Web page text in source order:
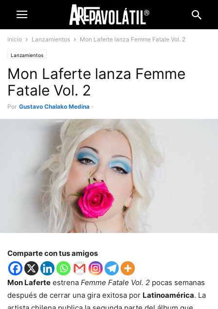
Inicio Lanzamientos Mon Laferte lanza Femme Fatale Vol. 2
Lanzamientos
Mon Laferte lanza Femme
Fatale Vol. 2
Por Gustavo Chalako Medina -
Comparte con tus amigos
Mon Laferte estrena Femme Fatale Vol. 2 pocas semanas
después de cerrar una gira exitosa por Latinoamérica. La